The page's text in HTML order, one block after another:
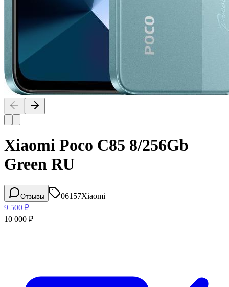
Xiaomi Poco C85 8/256Gb
Green RU
Отзывы 06157Xiaomi
9 500 ₽
10 000 ₽